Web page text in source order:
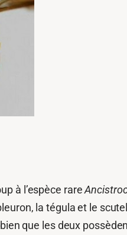
à l’espèce rare
la tégula et le
que les deux